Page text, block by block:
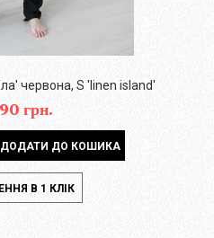
червона, S 'linen island'
грн.